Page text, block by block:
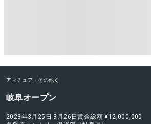
アマチュア・その他
岐阜オープン
2023年3月25日-3月26日賞金総額 ¥12,000,000